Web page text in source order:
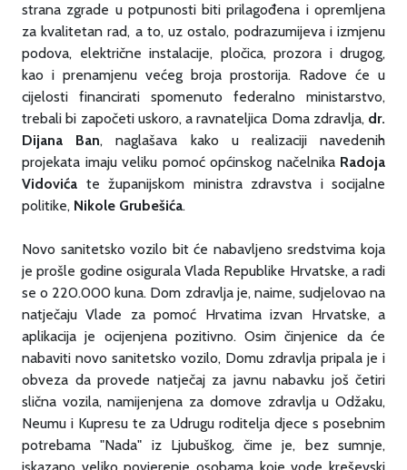
strana zgrade u potpunosti biti prilagođena i opremljena
za kvalitetan rad, a to, uz ostalo, podrazumijeva i izmjenu
podova, električne instalacije, pločica, prozora i drugog,
kao i prenamjenu većeg broja prostorija. Radove će u
cijelosti financirati spomenuto federalno ministarstvo,
trebali bi započeti uskoro, a ravnateljica Doma zdravlja, dr.
Dijana Ban, naglašava kako u realizaciji navedenih
projekata imaju veliku pomoć općinskog načelnika Radoja
Vidovića te županijskom ministra zdravstva i socijalne
politike, Nikole Grubešića.
Novo sanitetsko vozilo bit će nabavljeno sredstvima koja
je prošle godine osigurala Vlada Republike Hrvatske, a radi
se o 220.000 kuna. Dom zdravlja je, naime, sudjelovao na
natječaju Vlade za pomoć Hrvatima izvan Hrvatske, a
aplikacija je ocijenjena pozitivno. Osim činjenice da će
nabaviti novo sanitetsko vozilo, Domu zdravlja pripala je i
obveza da provede natječaj za javnu nabavku još četiri
slična vozila, namijenjena za domove zdravlja u Odžaku,
Neumu i Kupresu te za Udrugu roditelja djece s posebnim
potrebama "Nada" iz Ljubuškog, čime je, bez sumnje,